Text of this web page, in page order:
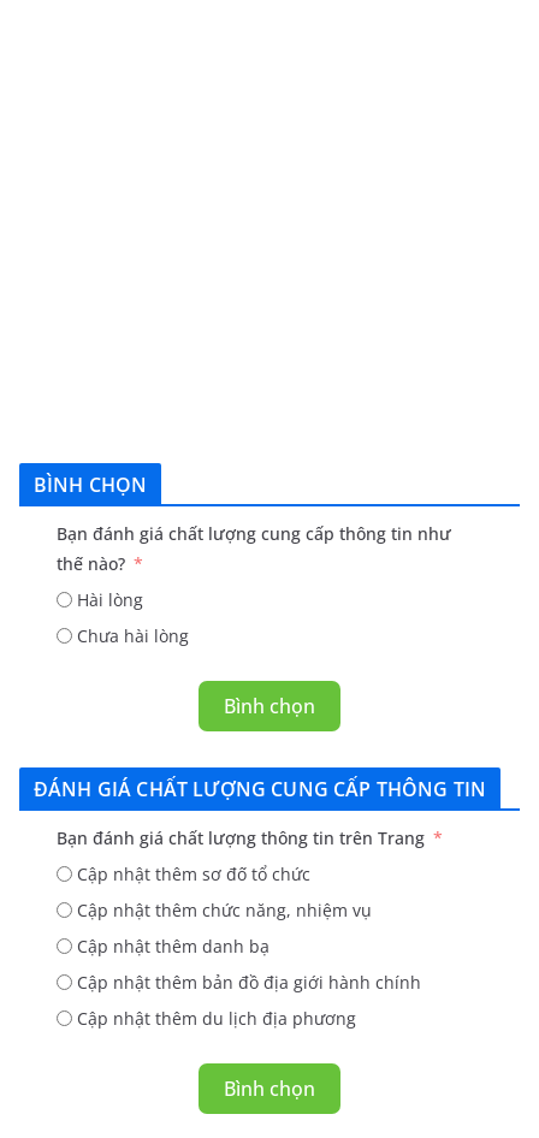
BÌNH CHỌN
Bạn đánh giá chất lượng cung cấp thông tin như
thế nào?
Hài lòng
Chưa hài lòng
Bình chọn
ĐÁNH GIÁ CHẤT LƯỢNG CUNG CẤP THÔNG TIN
Bạn đánh giá chất lượng thông tin trên Trang
Cập nhật thêm sơ đố tổ chức
Cập nhật thêm chức năng, nhiệm vụ
Cập nhật thêm danh bạ
Cập nhật thêm bản đồ địa giới hành chính
Cập nhật thêm du lịch địa phương
Bình chọn